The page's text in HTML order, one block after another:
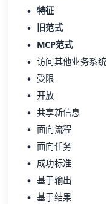
特征
旧范式
MCP范式
访问其他业务系统
受限
开放
共享新信息
面向流程
面向任务
成功标准
基于输出
基于结果